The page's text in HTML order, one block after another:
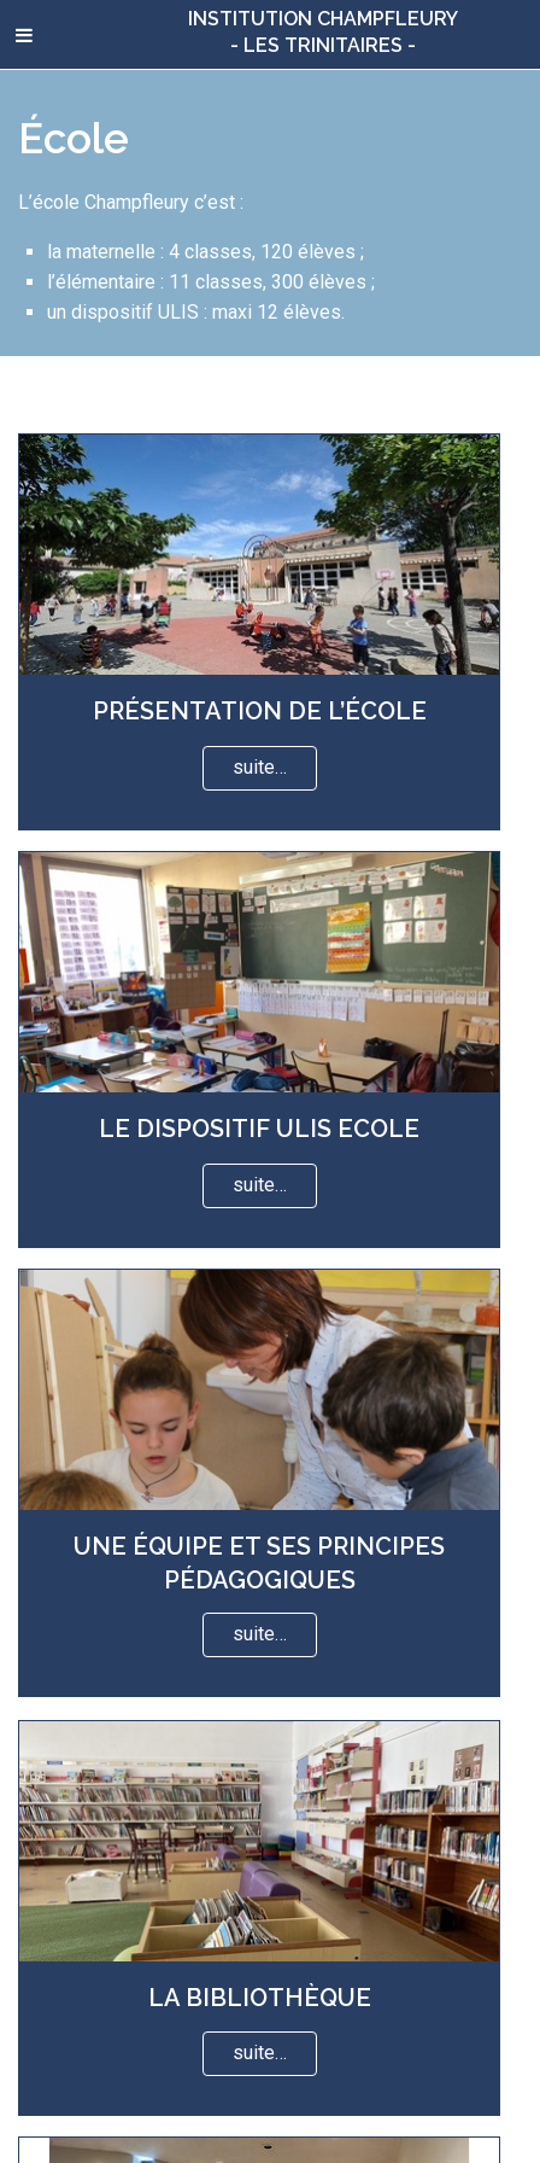
INSTITUTION CHAMPFLEURY
- LES TRINITAIRES -
École
L’école Champfleury c’est :
la maternelle : 4 classes, 120 élèves ;
l’élémentaire : 11 classes, 300 élèves ;
un dispositif ULIS : maxi 12 élèves.
PRÉSENTATION DE L’ÉCOLE
suite…
LE DISPOSITIF ULIS ECOLE
suite…
UNE ÉQUIPE ET SES PRINCIPES
PÉDAGOGIQUES
suite…
LA BIBLIOTHÈQUE
suite…